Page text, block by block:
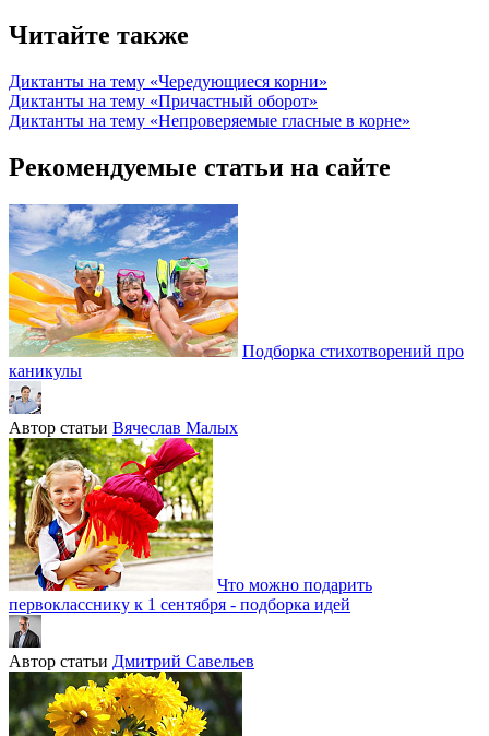
Читайте также
Диктанты на тему «Чередующиеся корни»
Диктанты на тему «Причастный оборот»
Диктанты на тему «Непроверяемые гласные в корне»
Рекомендуемые статьи на сайте
Подборка стихотворений про
каникулы
Автор статьи Вячеслав Малых
Что можно подарить
первокласснику к 1 сентября - подборка идей
Автор статьи Дмитрий Савельев